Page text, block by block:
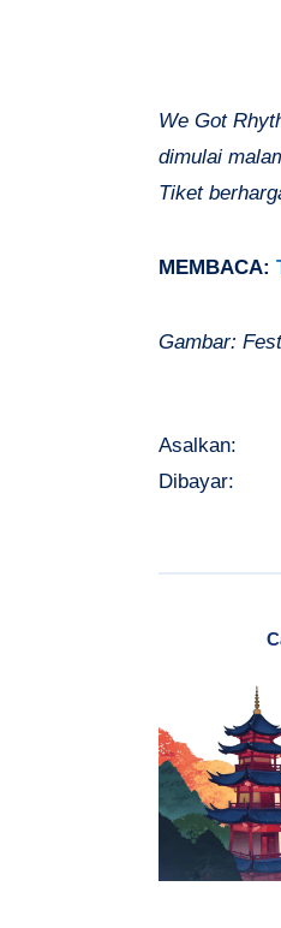
We Got
dimulai
Tiket
MEMBACA:
Gambar:
Asalkan:
Dibayar: